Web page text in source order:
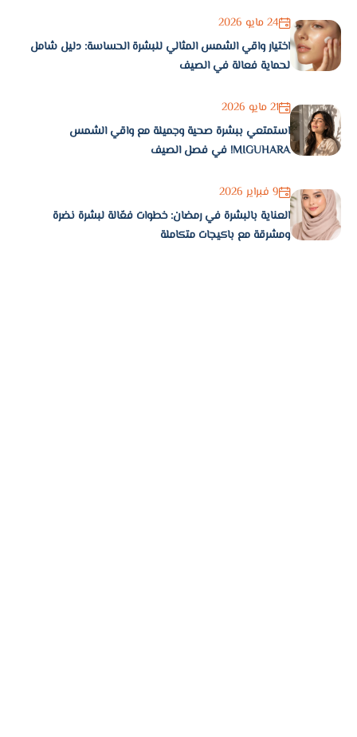
24 مايو 2026
اختيار واقي الشمس المثالي للبشرة الحساسة: دليل شامل
لحماية فعالة في الصيف
21 مايو 2026
استمتعي ببشرة صحية وجميلة مع واقي الشمس
MIGUHARA! في فصل الصيف
9 فبراير 2026
العناية بالبشرة في رمضان: خطوات فعّالة لبشرة نضرة
ومشرقة مع باكيجات متكاملة